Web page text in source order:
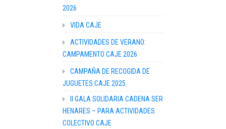
2026
VIDA CAJE
ACTIVIDADES DE VERANO:
CAMPAMENTO CAJE 2026
CAMPAÑA DE RECOGIDA DE
JUGUETES CAJE 2025
II GALA SOLIDARIA CADENA SER
HENARES – PARA ACTIVIDADES
COLECTIVO CAJE